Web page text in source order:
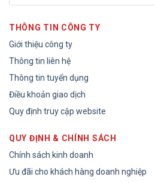
THÔNG TIN CÔNG TY
Giới thiệu công ty
Thông tin liên hệ
Thông tin tuyển dụng
Điều khoản giao dịch
Quy định truy cập website
QUY ĐỊNH & CHÍNH SÁCH
Chính sách kinh doanh
Ưu đãi cho khách hàng doanh nghiệp